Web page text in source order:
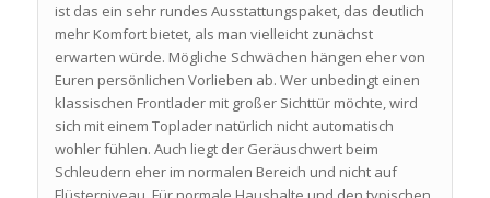
ist das ein sehr rundes Ausstattungspaket, das deutlich
mehr Komfort bietet, als man vielleicht zunächst
erwarten würde. Mögliche Schwächen hängen eher von
Euren persönlichen Vorlieben ab. Wer unbedingt einen
klassischen Frontlader mit großer Sichttür möchte, wird
sich mit einem Toplader natürlich nicht automatisch
wohler fühlen. Auch liegt der Geräuschwert beim
Schleudern eher im normalen Bereich und nicht auf